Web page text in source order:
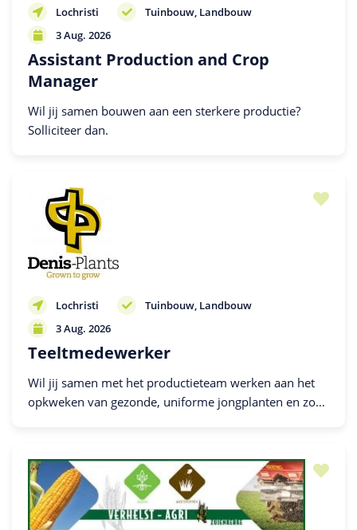
Lochristi Tuinbouw Landbouw
3 Aug. 2026
Assistant Production and Crop
Manager
Wil jij samen bouwen aan een sterkere productie?
Solliciteer dan.
Lochristi Tuinbouw Landbouw
3 Aug. 2026
Teeltmedewerker
Wil jij samen met het productieteam werken aan het
opkweken van gezonde, uniforme jongplanten en zo